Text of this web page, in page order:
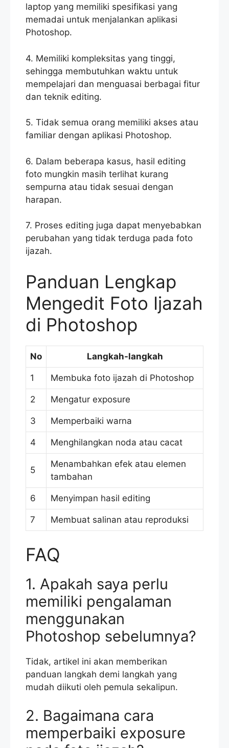
laptop yang memiliki spesifikasi yang
memadai untuk menjalankan aplikasi
Photoshop.
4. Memiliki kompleksitas yang tinggi,
sehingga membutuhkan waktu untuk
mempelajari dan menguasai berbagai fitur
dan teknik editing.
5. Tidak semua orang memiliki akses atau
familiar dengan aplikasi Photoshop.
6. Dalam beberapa kasus, hasil editing
foto mungkin masih terlihat kurang
sempurna atau tidak sesuai dengan
harapan.
7. Proses editing juga dapat menyebabkan
perubahan yang tidak terduga pada foto
ijazah.
Panduan Lengkap
Mengedit Foto Ijazah
di Photoshop
No Langkah-langkah
1 Membuka foto ijazah di Photoshop
2 Mengatur exposure
3 Memperbaiki warna
4 Menghilangkan noda atau cacat
5
Menambahkan efek atau elemen
tambahan
6 Menyimpan hasil editing
7 Membuat salinan atau reproduksi
FAQ
1. Apakah saya perlu
memiliki pengalaman
menggunakan
Photoshop sebelumnya?
Tidak, artikel ini akan memberikan
panduan langkah demi langkah yang
mudah diikuti oleh pemula sekalipun.
2. Bagaimana cara
memperbaiki exposure